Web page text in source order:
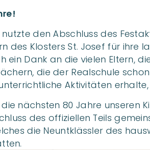
den Abschluss des
des Klosters St. Josef für ihre
ein Dank an die vielen Eltern,
die der Realschule
Aktivitäten
nächsten 80 Jahre unseren
des offiziellen Teils
die Neuntklässler des